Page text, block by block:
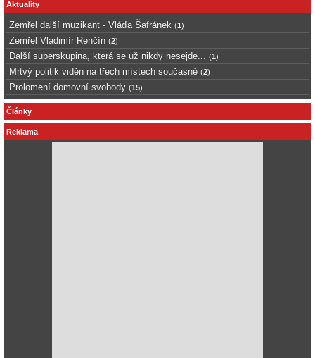
Aktuality
Zemřel další muzikant - Vláďa Šafránek (1)
Zemřel Vladimír Renčín (2)
Další superskupina, která se už nikdy nesejde... (1)
Mrtvý politik viděn na třech místech současně (2)
Prolomení domovní svobody (15)
Články
Reklama